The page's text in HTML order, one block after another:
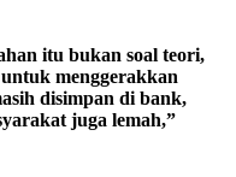
itu bukan soal teori,
menggerakkan
disimpan di bank,
juga lemah,”